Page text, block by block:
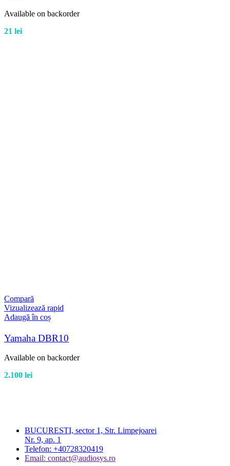
Available on backorder
21 lei
Compară
Vizualizează rapid
Adaugă în coș
Yamaha DBR10
Available on backorder
2.100 lei
BUCURESTI, sector 1, Str. Limpejoarei
Nr. 9, ap. 1
Telefon: +40728320419
Email: contact@audiosys.ro